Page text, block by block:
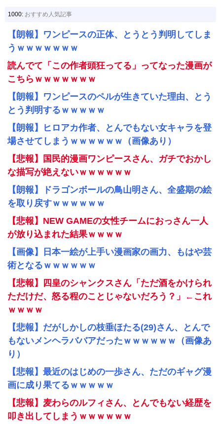
1000: おすすめ人気記事
【朗報】ワンピースの正体、とうとう判明してしま
うｗｗｗｗｗｗｗ
読んでて「この作者頭狂ってる」ってなった漫画が
こちらｗｗｗｗｗｗｗ
【朗報】ワンピースのペルが生きていた理由、とう
とう判明するｗｗｗｗｗ
【朗報】ヒロアカ作者、とんでもない女キャラを登
場させてしまうｗｗｗｗｗｗ（画像あり）
【悲報】国民的漫画ワンピースさん、ガチでおかし
な描写が絶えないｗｗｗｗｗｗ
【朗報】ドラゴンボールの鳥山明さん、全盛期の絵
を取り戻すｗｗｗｗｗｗ
【悲報】NEW GAMEの女性チームにおっさん一人
が放り込まれた結果ｗｗｗｗ
【画像】日本一絵が上手い漫画家の画力、もはや芸
術となるｗｗｗｗｗｗ
【悲報】四皇のシャンクスさん「ただ酒をかけられ
ただけだ、怒る程のことじゃないだろう？」←これ
ｗｗｗｗ
【悲報】だがしかしの枝垂ほたる(29)さん、とんで
もないメンヘラババアだったｗｗｗｗｗｗ（画像あ
り）
【悲報】最近のはじめの一歩さん、ただのギャグ漫
画に成り果てるｗｗｗｗｗ
【悲報】麦わらのルフィさん、とんでもない経歴を
叩き出してしまうｗｗｗｗｗｗ